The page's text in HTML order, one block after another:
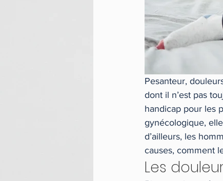
Pesanteur,
dont il n’est pas
handicap pour les
gynécologique,
d’ailleurs, les
causes, comment
Les